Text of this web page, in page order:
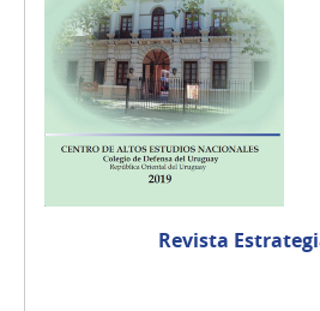
Revista